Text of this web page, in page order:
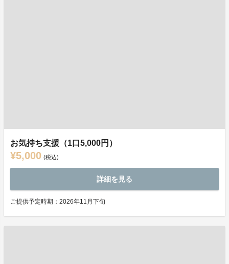
お気持ち支援（1口5,000円）
¥5,000 (税込)
詳細を見る
ご提供予定時期：2026年11月下旬